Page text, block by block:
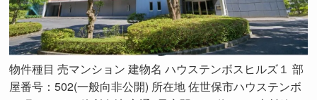
物件種目 売マンション 建物名 ハウステンボスヒルズ１ 部
屋番号：502(一般向非公開) 所在地 佐世保市ハウステンボ